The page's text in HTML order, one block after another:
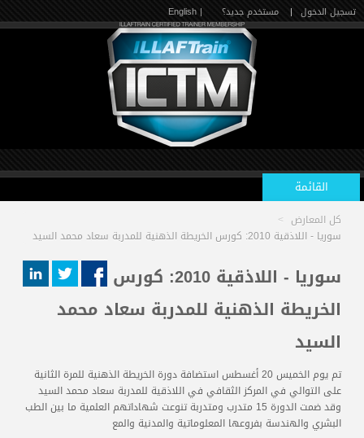
تسجيل الدخول | مستخدم جديد؟ | English
القائمة
الرئيسية
الدورات القادمة
المدربون
المعتمدون
كل المعارض >
سوريا - اللاذقية 2010: كورس الخريطة الذهنية للمدربة سعاد محمد السيد
سوريا - اللاذقية 2010: كورس
الخريطة الذهنية للمدربة سعاد محمد
السيد
تم يوم الخميس 20 أغسطس استضافة دورة الخريطة الذهنية للمرة الثانية
على التوالي في المركز الثقافي في اللاذقية للمدربة سعاد محمد السيد
وقد ضمت الدورة 15 متدرب ومتدربة تنوعت شهاداتهم العلمية ما بين الطب
البشري والهندسة بفروعها المعلوماتية والمدنية والمع